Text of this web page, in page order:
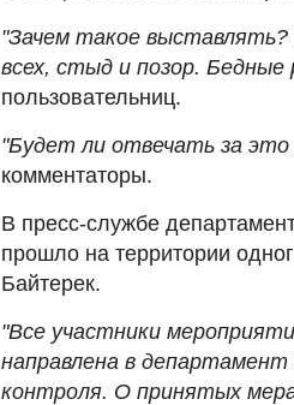
"Зачем такое
всех, стыд и позор.
пользовательниц.
"Будет ли отвечать за это
комментаторы.
В пресс-службе
прошло на территории
Байтерек.
"Все участники
направлена в департамент
контроля. О принятых